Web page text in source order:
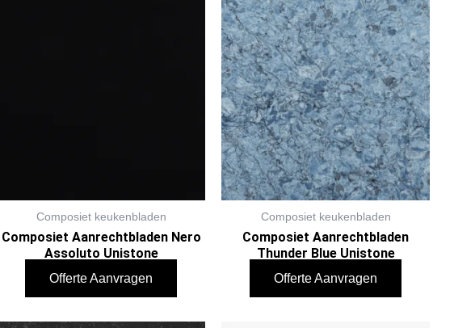
Composiet keukenbladen
Composiet Aanrechtbladen Nero
Assoluto Unistone
Offerte Aanvragen
Composiet keukenbladen
Composiet Aanrechtbladen
Thunder Blue Unistone
Offerte Aanvragen